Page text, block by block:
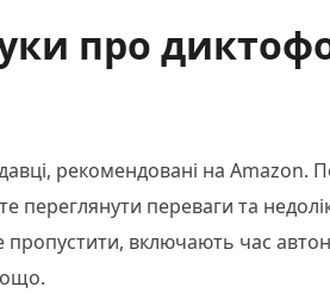
про
рекомендовані на Amazon.
переглянути переваги та
включають час